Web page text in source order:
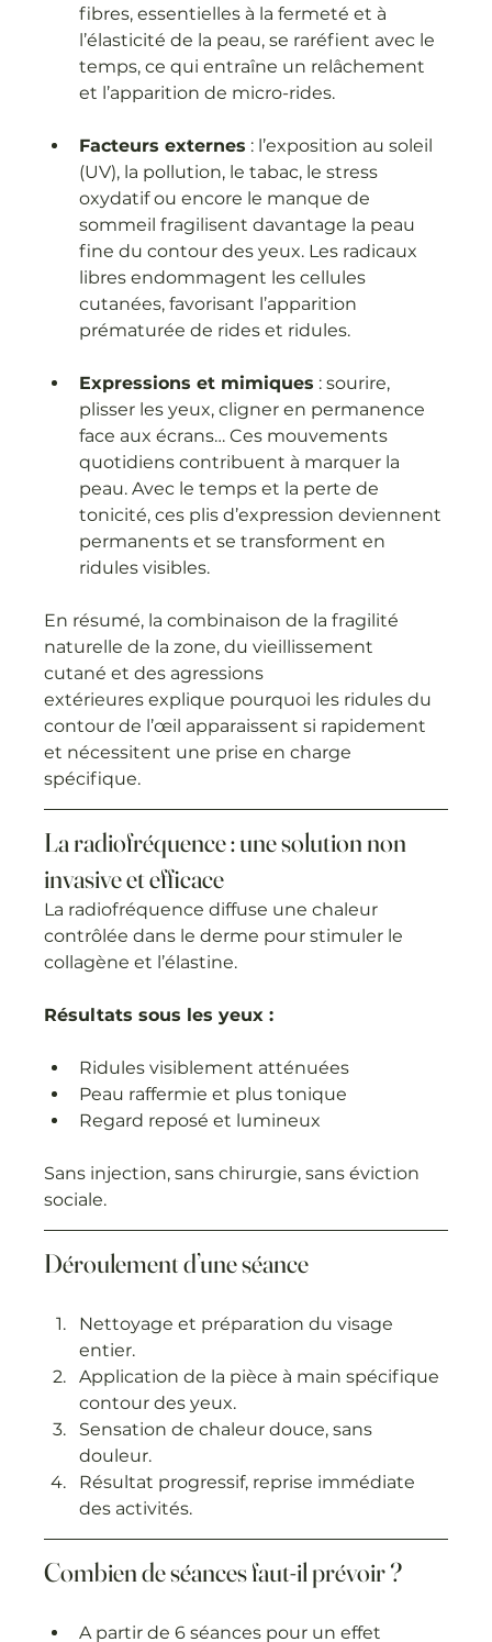
fibres, essentielles à la fermeté et à
l’élasticité de la peau, se raréfient avec le
temps, ce qui entraîne un relâchement
et l’apparition de micro-rides.
Facteurs externes : l’exposition au soleil
(UV), la pollution, le tabac, le stress
oxydatif ou encore le manque de
sommeil fragilisent davantage la peau
fine du contour des yeux. Les radicaux
libres endommagent les cellules
cutanées, favorisant l’apparition
prématurée de rides et ridules.
Expressions et mimiques : sourire,
plisser les yeux, cligner en permanence
face aux écrans… Ces mouvements
quotidiens contribuent à marquer la
peau. Avec le temps et la perte de
tonicité, ces plis d’expression deviennent
permanents et se transforment en
ridules visibles.
En résumé, la combinaison de la fragilité
naturelle de la zone, du vieillissement
cutané et des agressions
extérieures explique pourquoi les ridules du
contour de l’œil apparaissent si rapidement
et nécessitent une prise en charge
spécifique.
La radiofréquence : une solution non
invasive et efficace
La radiofréquence diffuse une chaleur
contrôlée dans le derme pour stimuler le
collagène et l’élastine.
Résultats sous les yeux :
Ridules visiblement atténuées
Peau raffermie et plus tonique
Regard reposé et lumineux
Sans injection, sans chirurgie, sans éviction
sociale.
Déroulement d’une séance
Nettoyage et préparation du visage
entier.
Application de la pièce à main spécifique
contour des yeux.
Sensation de chaleur douce, sans
douleur.
Résultat progressif, reprise immédiate
des activités.
Combien de séances faut-il prévoir ?
A partir de 6 séances pour un effet